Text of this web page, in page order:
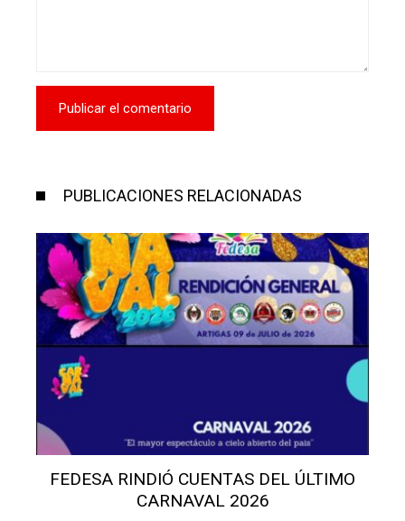
PUBLICACIONES RELACIONADAS
FEDESA RINDIÓ CUENTAS DEL ÚLTIMO
CARNAVAL 2026